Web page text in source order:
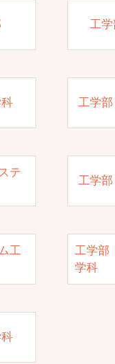
工
工学
テ
工学
工
工学部
学科